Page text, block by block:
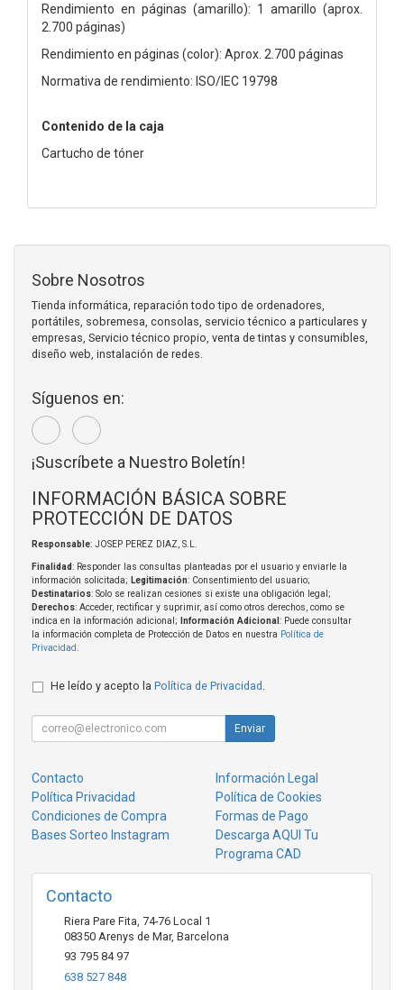
Rendimiento en páginas (amarillo): 1 amarillo (aprox.
2.700 páginas)
Rendimiento en páginas (color): Aprox. 2.700 páginas
Normativa de rendimiento: ISO/IEC 19798
Contenido de la caja
Cartucho de tóner
Sobre Nosotros
Tienda informática, reparación todo tipo de ordenadores,
portátiles, sobremesa, consolas, servicio técnico a particulares y
empresas, Servicio técnico propio, venta de tintas y consumibles,
diseño web, instalación de redes.
Síguenos en:
¡Suscríbete a Nuestro Boletín!
INFORMACIÓN BÁSICA SOBRE
PROTECCIÓN DE DATOS
Responsable: JOSEP PEREZ DIAZ, S.L.
Finalidad: Responder las consultas planteadas por el usuario y enviarle la
información solicitada; Legitimación: Consentimiento del usuario;
Destinatarios: Solo se realizan cesiones si existe una obligación legal;
Derechos: Acceder, rectificar y suprimir, así como otros derechos, como se
indica en la información adicional;
Información Adicional : Puede consultar
la información completa de Protección de Datos en nuestra Política de
Privacidad
He leído y acepto la Política de Privacidad
Enviar
Contacto
Información Legal
Política Privacidad
Política de Cookies
Condiciones de Compra
Formas de Pago
Bases Sorteo Instagram
Descarga AQUI Tu
Programa CAD
Contacto
Riera Pare Fita, 74-76 Local 1
08350 Arenys de Mar, Barcelona
93 795 84 97
638 527 848